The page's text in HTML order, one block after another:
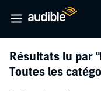
Résultats lu par
Toutes les